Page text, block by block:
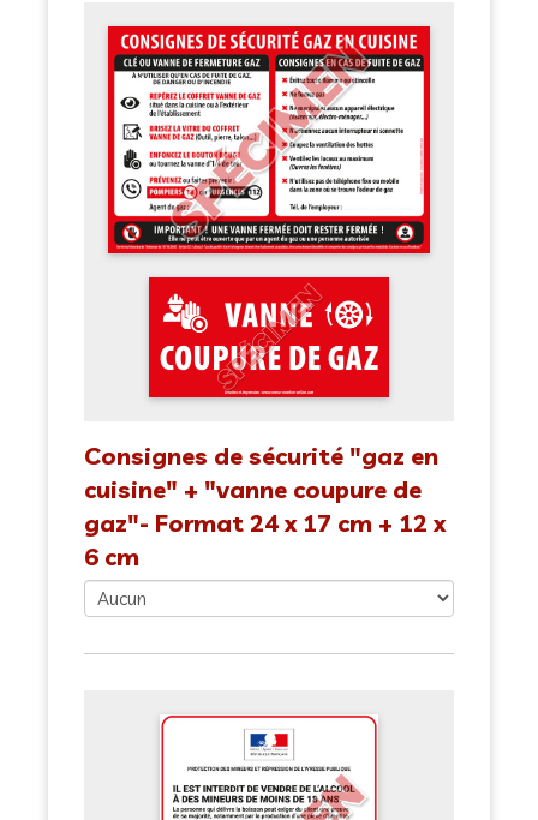
Consignes de sécurité "gaz en
cuisine" + "vanne coupure de
gaz"- Format 24 x 17 cm + 12 x
6 cm